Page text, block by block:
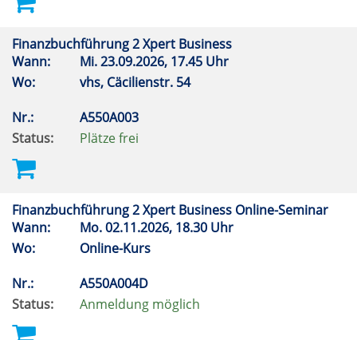
Finanzbuchführung 2 Xpert Business
Wann:
Mi.23.09.2026, 17.45 Uhr
Wo:
vhs, Cäcilienstr. 54
Nr.:
A550A003
Status:
Plätze frei
Finanzbuchführung 2 Xpert Business Online-Seminar
Wann:
Mo.02.11.2026, 18.30 Uhr
Wo:
Online-Kurs
Nr.:
A550A004D
Status:
Anmeldung möglich